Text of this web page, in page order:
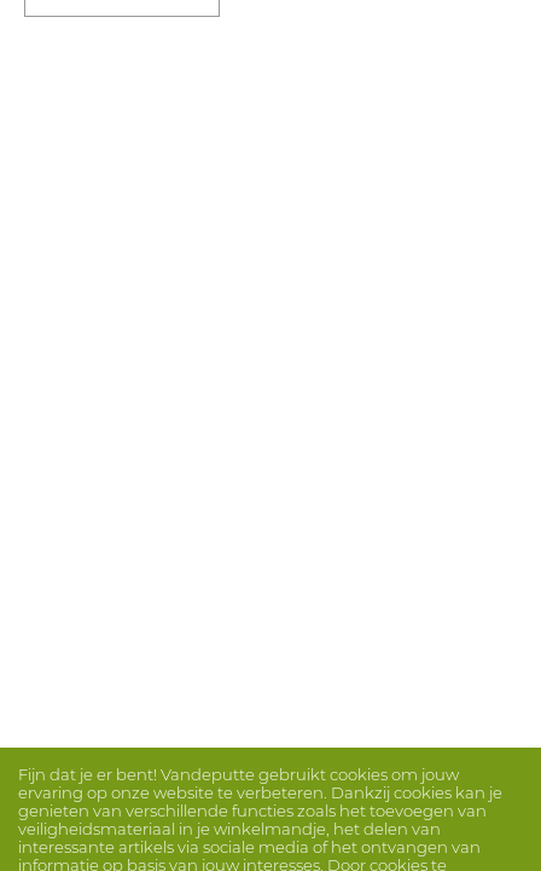
Fijn dat je er bent! Vandeputte gebruikt cookies om jouw
ervaring op onze website te verbeteren. Dankzij cookies kan je
genieten van verschillende functies zoals het toevoegen van
veiligheidsmateriaal in je winkelmandje, het delen van
interessante artikels via sociale media of het ontvangen van
informatie op basis van jouw interesses. Door cookies te